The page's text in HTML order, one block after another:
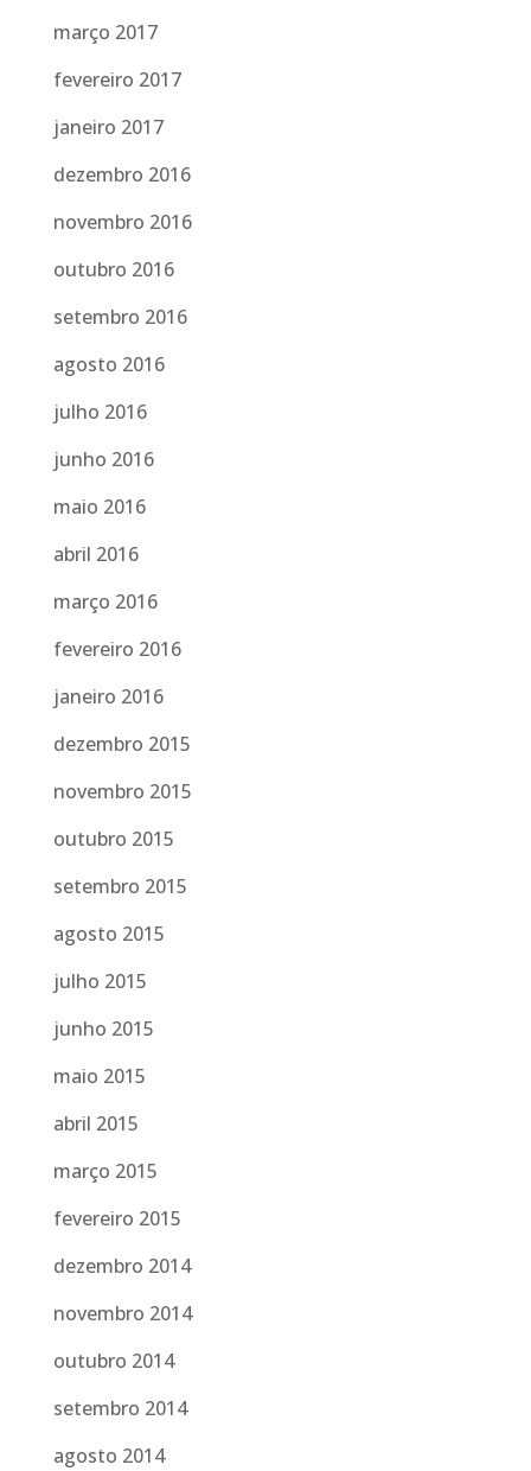
março 2017
fevereiro 2017
janeiro 2017
dezembro 2016
novembro 2016
outubro 2016
setembro 2016
agosto 2016
julho 2016
junho 2016
maio 2016
abril 2016
março 2016
fevereiro 2016
janeiro 2016
dezembro 2015
novembro 2015
outubro 2015
setembro 2015
agosto 2015
julho 2015
junho 2015
maio 2015
abril 2015
março 2015
fevereiro 2015
dezembro 2014
novembro 2014
outubro 2014
setembro 2014
agosto 2014